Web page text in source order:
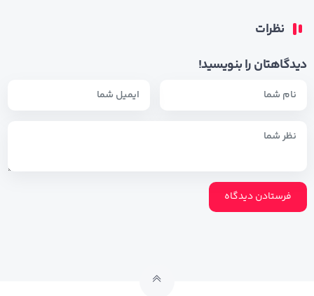
نظرات
دیدگاهتان را بنویسید!